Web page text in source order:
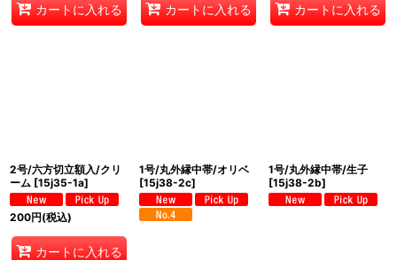
カートに入れる カートに入れる カートに入れる
2号/六方切立額入/クリ
ーム [15j35-1a]
200円(税込)
カートに入れる
1号/丸外縁中帯/オリベ
[15j38-2c]
1号/丸外縁中帯/生子
[15j38-2b]